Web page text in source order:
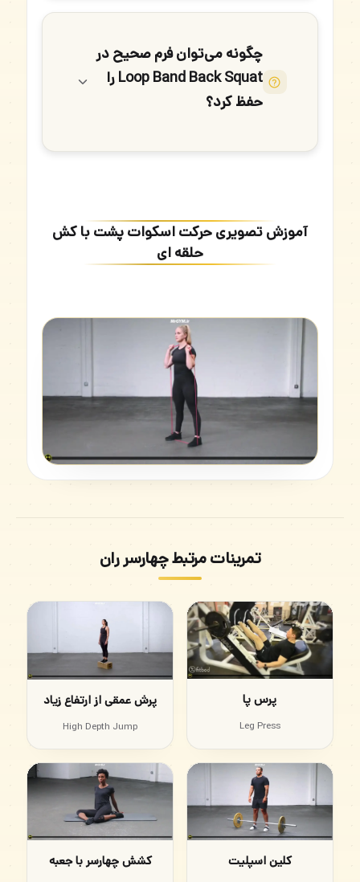
چگونه می‌توان فرم صحیح در
Loop Band Back Squat را
حفظ کرد؟
آموزش تصویری حرکت اسکوات پشت با کش
حلقه ای
تمرینات مرتبط چهارسر ران
پرس پا
Leg Press
پرش عمقی از ارتفاع زیاد
High Depth Jump
کلین اسپلیت کشش چهارسر با جعبه